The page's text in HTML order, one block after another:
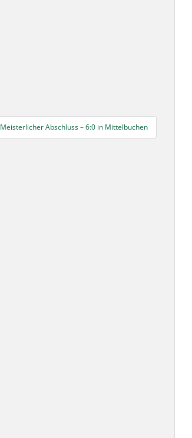
Meisterlicher Abschluss – 6:0 in Mittelbuchen